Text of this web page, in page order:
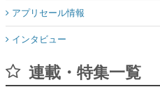
連載・特集一覧
くの人々に読まれた、電
した。